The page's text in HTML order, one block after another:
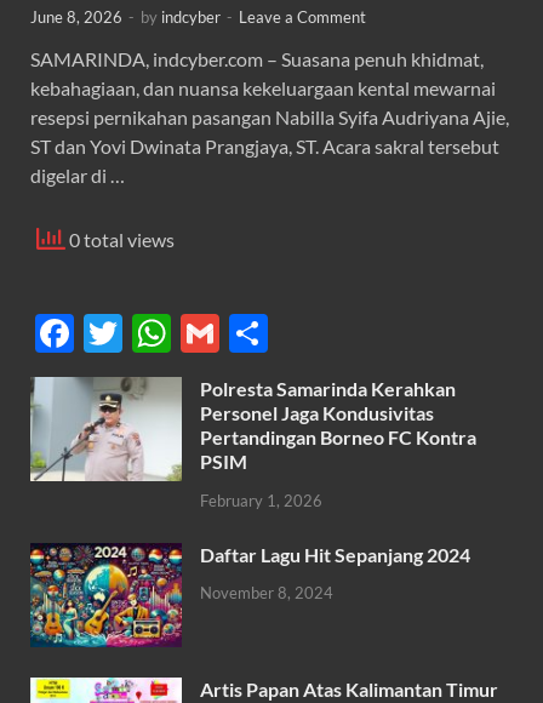
June 8, 2026 - by indcyber - Leave a Comment
SAMARINDA, indcyber.com – Suasana penuh khidmat,
kebahagiaan, dan nuansa kekeluargaan kental mewarnai
resepsi pernikahan pasangan Nabilla Syifa Audriyana Ajie,
ST dan Yovi Dwinata Prangjaya, ST. Acara sakral tersebut
digelar di …
0 total views
F
ac
e
b
o
k
T
w
itt
er
W
h
at
A
p
G
m
ail
h
ar
e
Polresta Samarinda Kerahkan
Personel Jaga Kondusivitas
Pertandingan Borneo FC Kontra
PSIM
February 1, 2026
Daftar Lagu Hit Sepanjang 2024
November 8, 2024
Artis Papan Atas Kalimantan Timur